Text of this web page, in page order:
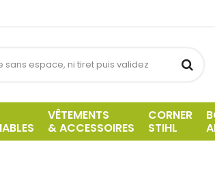
VÊTEMENTS
& ACCESSOIRES
CORNER
STIHL